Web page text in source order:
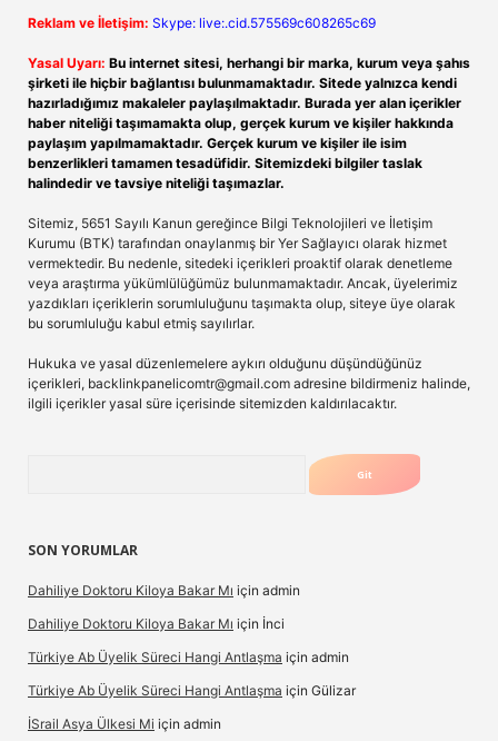
Reklam ve İletişim: Skype: live:.cid.575569c608265c69
Yasal Uyarı: Bu internet sitesi, herhangi bir marka, kurum veya şahıs
şirketi ile hiçbir bağlantısı bulunmamaktadır. Sitede yalnızca kendi
hazırladığımız makaleler paylaşılmaktadır. Burada yer alan içerikler
haber niteliği taşımamakta olup, gerçek kurum ve kişiler hakkında
paylaşım yapılmamaktadır. Gerçek kurum ve kişiler ile isim
benzerlikleri tamamen tesadüfidir. Sitemizdeki bilgiler taslak
halindedir ve tavsiye niteliği taşımazlar.
Sitemiz, 5651 Sayılı Kanun gereğince Bilgi Teknolojileri ve İletişim
Kurumu (BTK) tarafından onaylanmış bir Yer Sağlayıcı olarak hizmet
vermektedir. Bu nedenle, sitedeki içerikleri proaktif olarak denetleme
veya araştırma yükümlülüğümüz bulunmamaktadır. Ancak, üyelerimiz
yazdıkları içeriklerin sorumluluğunu taşımakta olup, siteye üye olarak
bu sorumluluğu kabul etmiş sayılırlar.
Hukuka ve yasal düzenlemelere aykırı olduğunu düşündüğünüz
içerikleri, backlinkpanelicomtr@gmail.com adresine bildirmeniz halinde,
ilgili içerikler yasal süre içerisinde sitemizden kaldırılacaktır.
SON YORUMLAR
Dahiliye Doktoru Kiloya Bakar Mı için admin
Dahiliye Doktoru Kiloya Bakar Mı için İnci
Türkiye Ab Üyelik Süreci Hangi Antlaşma için admin
Türkiye Ab Üyelik Süreci Hangi Antlaşma için Gülizar
İSrail Asya Ülkesi Mi için admin